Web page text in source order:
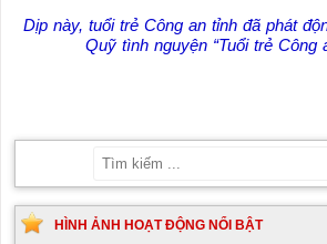
Dịp này, tuổi trẻ Công an tỉnh đã phát
Quỹ tình nguyện “Tuổi trẻ Công
HÌNH ẢNH HOẠT ĐỘNG NỔI BẬT